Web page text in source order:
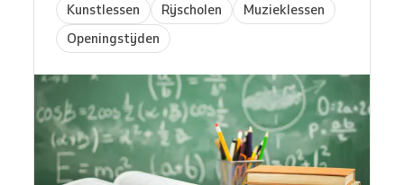
Kunstlessen
Rijscholen
Muzieklessen
Openingstijden